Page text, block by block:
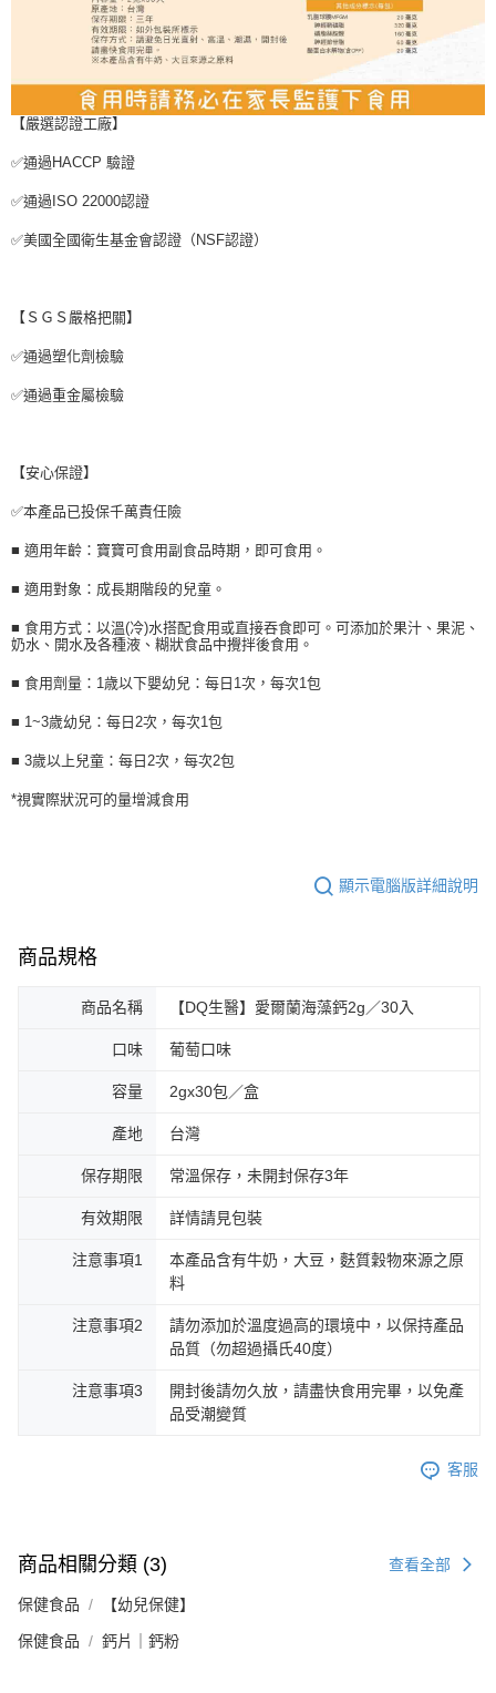
【嚴選認證工廠】
✅通過HACCP 驗證
✅通過ISO 22000認證
✅美國全國衛生基金會認證（NSF認證）
【ＳＧＳ嚴格把關】
✅通過塑化劑檢驗
✅通過重金屬檢驗
【安心保證】
✅本產品已投保千萬責任險
■ 適用年齡：寶寶可食用副食品時期，即可食用。
■ 適用對象：成長期階段的兒童。
■ 食用方式：以溫(冷)水搭配食用或直接吞食即可。可添加於果汁、果泥、
奶水、開水及各種液、糊狀食品中攪拌後食用。
■ 食用劑量：1歳以下嬰幼兒：每日1次，每次1包
■ 1~3歲幼兒：每日2次，每次1包
■ 3歲以上兒童：每日2次，每次2包
*視實際狀況可的量增減食用
顯示電腦版詳細說明
商品規格
商品名稱 【DQ生醫】愛爾蘭海藻鈣2g／30入
口味 葡萄口味
容量 2gx30包／盒
產地 台灣
保存期限 常溫保存，未開封保存3年
有效期限 詳情請見包裝
注意事項1
本產品含有牛奶，大豆，麩質穀物來源之原
料
注意事項2
請勿添加於溫度過高的環境中，以保持產品
品質（勿超過攝氏40度）
注意事項3
開封後請勿久放，請盡快食用完畢，以免產
品受潮變質
客服
商品相關分類 (3) 查看全部
保健食品 【幼兒保健】
保健食品 鈣片｜鈣粉